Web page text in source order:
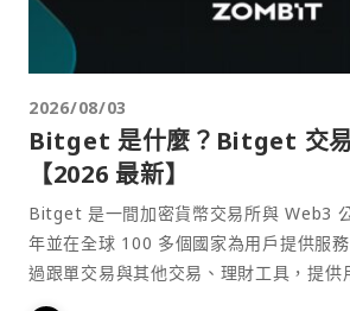
2026/08/03
Bitget 是什麼？Bitget 交
【2026 最新】
Bitget 是一間加密貨幣交易所與 Web3
年並在全球 100 多個國家為用戶提供服
過跟單交易與其他交易、理財工具，提供